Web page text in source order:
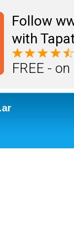
Follow
with
FREE -